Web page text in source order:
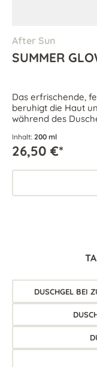
After Sun
SUMMER
Das erfrischende,
beruhigt die Haut
während des
Inhalt: 200 ml
26,50 €*
DUSCHGEL BEI